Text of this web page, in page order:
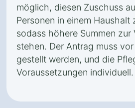
möglich, diesen Zuschuss
Personen in einem Haushalt
sodass höhere Summen zur
stehen. Der Antrag muss
gestellt werden, und die
Voraussetzungen individuell.